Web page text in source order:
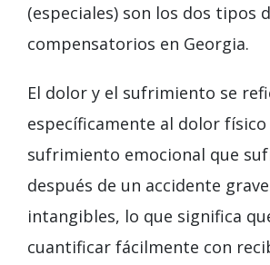
(especiales) son los dos tipos
compensatorios en Georgia.
El dolor y el sufrimiento se
específicamente al dolor físico
sufrimiento emocional que
después de un accidente
intangibles, lo que significa
cuantificar fácilmente con